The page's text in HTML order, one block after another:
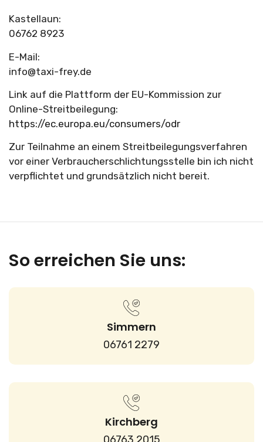
Kastellaun:
06762 8923
E-Mail:
info@taxi-frey.de
Link auf die Plattform der EU-Kommission zur
Online-Streitbeilegung:
https://ec.europa.eu/consumers/odr
Zur Teilnahme an einem Streitbeilegungsverfahren
vor einer Verbraucherschlichtungsstelle bin ich nicht
verpflichtet und grundsätzlich nicht bereit.
So erreichen Sie uns:
Simmern
06761 2279
Kirchberg